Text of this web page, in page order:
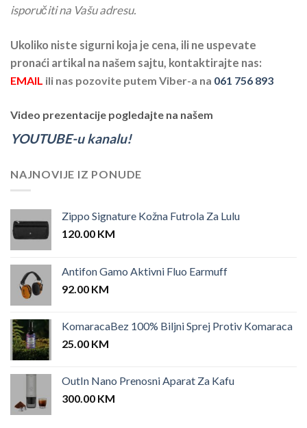
isporučiti na Vašu adresu.
Ukoliko niste sigurni koja je cena, ili ne uspevate
pronaći artikal na našem sajtu, kontaktirajte nas:
EMAIL ili nas pozovite putem Viber-a na 061 756 893
Video prezentacije pogledajte na našem
YOUTUBE-u kanalu!
NAJNOVIJE IZ PONUDE
Zippo Signature Kožna Futrola Za Lulu
120.00 KM
Antifon Gamo Aktivni Fluo Earmuff
92.00 KM
KomaracaBez 100% Biljni Sprej Protiv Komaraca
25.00 KM
OutIn Nano Prenosni Aparat Za Kafu
300.00 KM